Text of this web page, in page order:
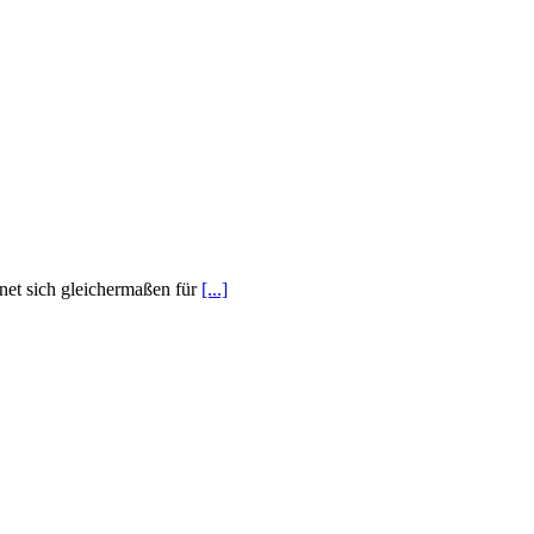
sich gleichermaßen für [...]